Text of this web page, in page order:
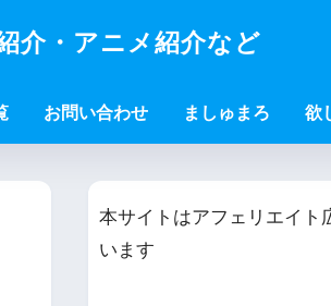
介・アニメ紹介など
お問い合わせ ましゅまろ 欲
本サイトはアフェリエイト
います